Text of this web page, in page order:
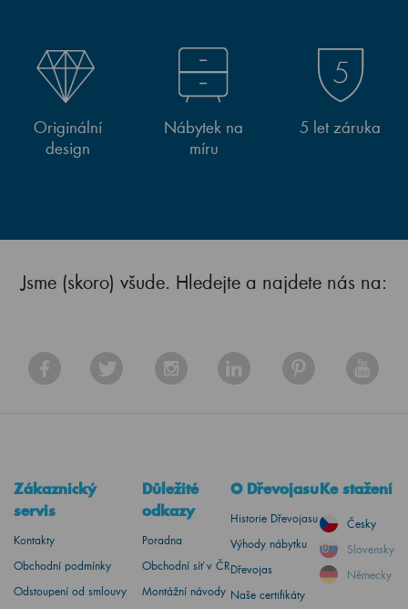
Originální
design
Nábytek na
míru
5 let záruka
Jsme (skoro) všude. Hledejte a najdete nás na:
Zákaznický
servis
Kontakty
Obchodní podmínky
Odstoupení od smlouvy
Důležité
odkazy
Poradna
Obchodní síť v ČR
Montážní návody
O Dřevojasu
Historie Dřevojasu
Výhody nábytku
Dřevojas
Naše certifikáty
Ke stažení
Česky
Slovensky
Německy